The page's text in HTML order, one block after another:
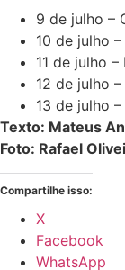
9 de julho –
10 de julho
11 de julho
12 de julho
13 de julho
Texto: Mateus
Foto: Rafael
Compartilhe isso:
X
Facebook
WhatsApp